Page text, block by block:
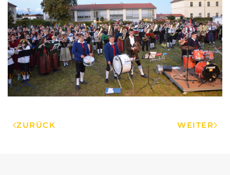
ZURÜCK WEITER